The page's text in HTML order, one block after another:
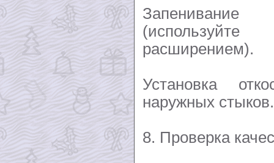
расширением).
Установка
наружных стыков.
8. Проверка